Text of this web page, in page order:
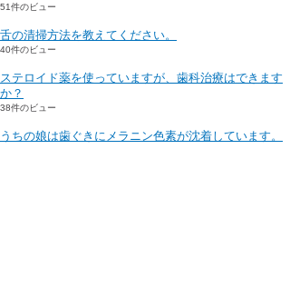
51件のビュー
舌の清掃方法を教えてください。
40件のビュー
ステロイド薬を使っていますが、歯科治療はできます
か？
38件のビュー
うちの娘は歯ぐきにメラニン色素が沈着しています。